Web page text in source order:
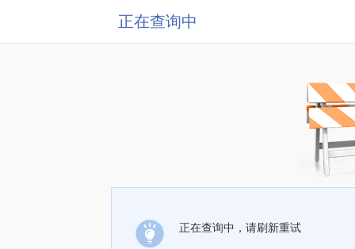
正在查询中
正在查询中，请刷新重试